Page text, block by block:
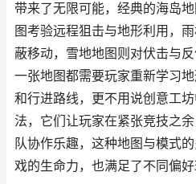
带来了无限可能，经典的海岛
图考验远程狙击与地形利用，
蔽移动，雪地地图则对伏击与
一张地图都需要玩家重新学习
和行进路线，更不用说创意工
法，它们让玩家在紧张竞技之
队协作乐趣，这种地图与模式
戏的生命力，也满足了不同偏好